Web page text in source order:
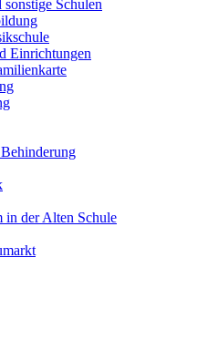
Schulen
Einrichtungen
in der Alten Schule